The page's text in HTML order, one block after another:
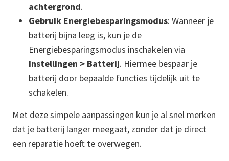
achtergrond.
Gebruik Energiebesparingsmodus: Wanneer je
batterij bijna leeg is, kun je de
Energiebesparingsmodus inschakelen via
Instellingen > Batterij. Hiermee bespaar je
batterij door bepaalde functies tijdelijk uit te
schakelen.
Met deze simpele aanpassingen kun je al snel merken
dat je batterij langer meegaat, zonder dat je direct
een reparatie hoeft te overwegen.